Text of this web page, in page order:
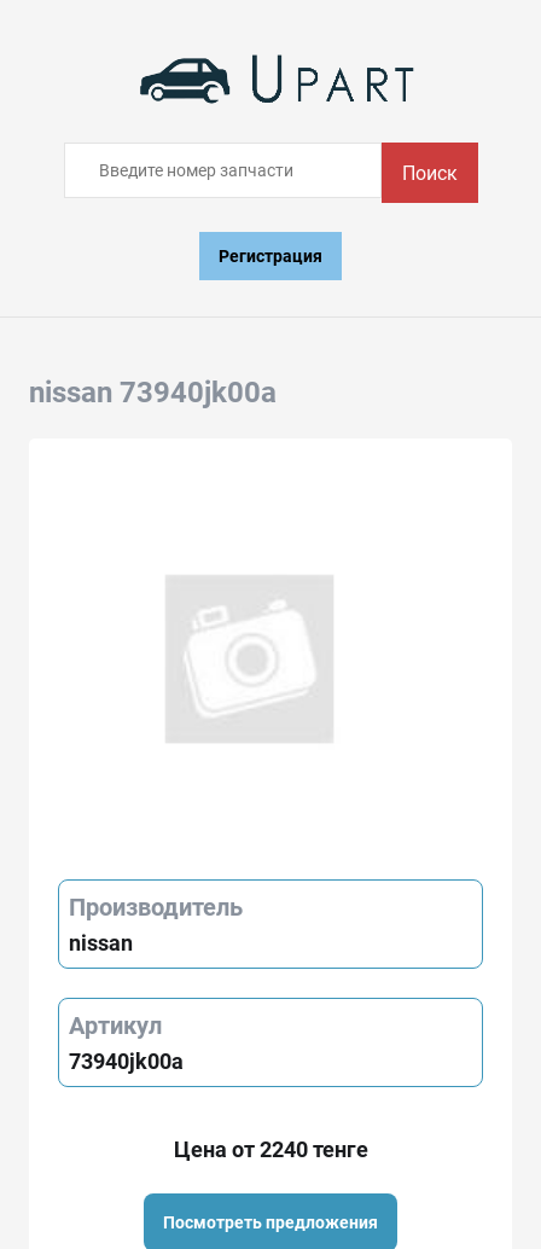
Поиск
Регистрация
nissan 73940jk00a
Производитель
nissan
Артикул
73940jk00a
Цена от 2240 тенге
Посмотреть предложения